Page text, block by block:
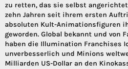
zu retten, das sie selbst
zehn Jahren seit ihrem ersten
absoluten Kult-Animationsfiguren
geworden. Global bekannt und von
haben die Illumination Franchises
unverbesserlich und Minions
Milliarden US-Dollar an den